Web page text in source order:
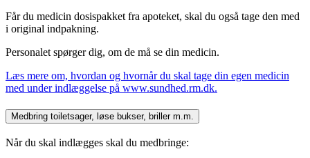
Får du medicin dosispakket fra apoteket, skal du også tage den med
i original indpakning.
Personalet spørger dig, om de må se din medicin.
Læs mere om, hvordan og hvornår du skal tage din egen medicin
med under indlæggelse på www.sundhed.rm.dk.
Medbring toiletsager, løse bukser, briller m.m.
Når du skal indlægges skal du medbringe: